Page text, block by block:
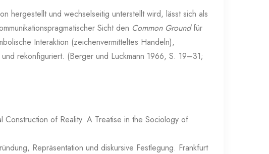
hergestellt und wechselseitig unterstellt wird, lässt sich als
Sicht den Common Groundfür
Interaktion (zeichenvermitteltes Handeln),
rekonfiguriert. (Berger und Luckmann 1966, S. 19–31;
of Reality. A Treatise in the Sociology of
Repräsentation und diskursive Festlegung. Frankfurt